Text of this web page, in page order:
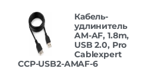
Кабель-
удлинитель
AM-AF, 1.8m,
USB 2.0, Pro
Cablexpert
CCP-USB2-AMAF-6